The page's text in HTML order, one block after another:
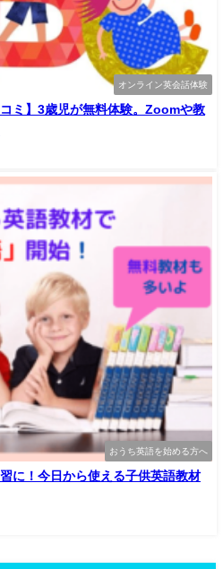
オンライン英会話体験
ミ】3歳児が無料体験。Zoomや教
おうち英語を始める方へ
に！今日から使える子供英語教材